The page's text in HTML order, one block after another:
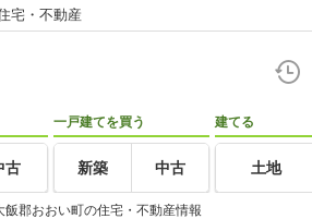
宅・不動産
古
一戸建てを買う
新築 中古
建てる
土地
飯郡おおい町の住宅・不動産情報